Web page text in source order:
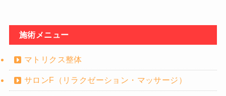
施術メニュー
マトリクス整体
サロンF（リラクゼーション・マッサージ）